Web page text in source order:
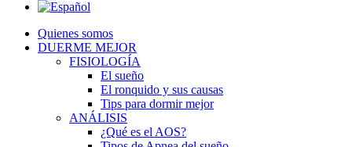
Quienes somos
DUERME MEJOR
FISIOLOGÍA
El sueño
El ronquido y sus causas
Tips para dormir mejor
ANÁLISIS
¿Qué es el AOS?